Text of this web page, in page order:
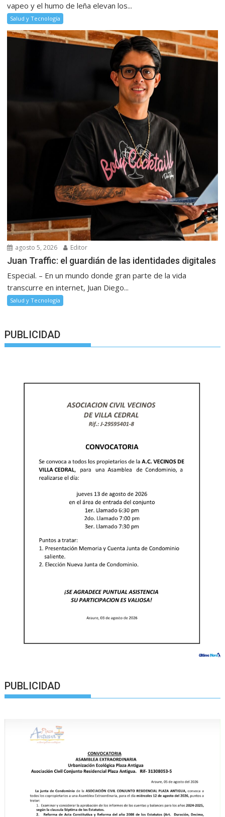
vapeo y el humo de leña elevan los...
Salud y Tecnología
agosto 5, 2026 Editor
Juan Traffic: el guardián de las identidades digitales
Especial. – En un mundo donde gran parte de la vida
transcurre en internet, Juan Diego...
Salud y Tecnología
PUBLICIDAD
PUBLICIDAD